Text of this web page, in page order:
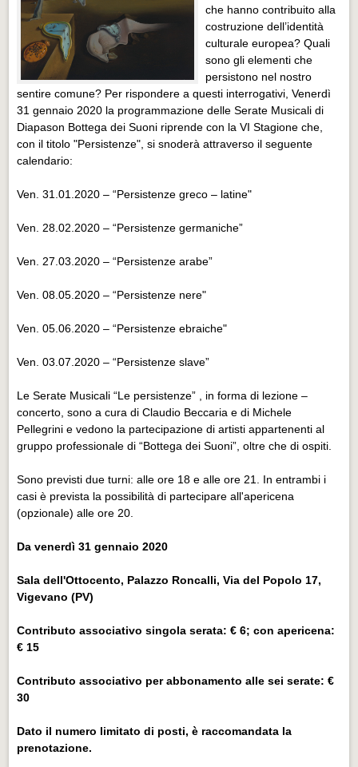
che hanno contribuito alla
costruzione dell’identità
culturale europea? Quali
sono gli elementi che
persistono nel nostro
sentire comune? Per rispondere a questi interrogativi, Venerdì
31 gennaio 2020 la programmazione delle Serate Musicali di
Diapason Bottega dei Suoni riprende con la VI Stagione che,
con il titolo "Persistenze", si snoderà attraverso il seguente
calendario:
Ven. 31.01.2020 – “Persistenze greco – latine"
Ven. 28.02.2020 – “Persistenze germaniche”
Ven. 27.03.2020 – “Persistenze arabe”
Ven. 08.05.2020 – “Persistenze nere"
Ven. 05.06.2020 – “Persistenze ebraiche"
Ven. 03.07.2020 – “Persistenze slave”
Le Serate Musicali “Le persistenze” , in forma di lezione –
concerto, sono a cura di Claudio Beccaria e di Michele
Pellegrini e vedono la partecipazione di artisti appartenenti al
gruppo professionale di “Bottega dei Suoni”, oltre che di ospiti.
Sono previsti due turni: alle ore 18 e alle ore 21. In entrambi i
casi è prevista la possibilità di partecipare all'apericena
(opzionale) alle ore 20.
Da venerdì 31 gennaio 2020
Sala dell'Ottocento, Palazzo Roncalli, Via del Popolo 17,
Vigevano (PV)
Contributo associativo singola serata: € 6; con apericena:
€ 15
Contributo associativo per abbonamento alle sei serate: €
30
Dato il numero limitato di posti, è raccomandata la
prenotazione.